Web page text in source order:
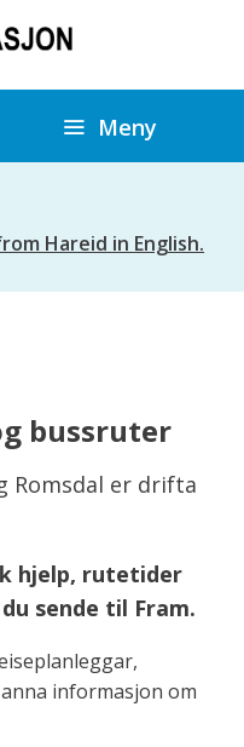
r
i
s
i
n
f
a
s
j
n
H
r
e
Meny
Hareid in English.
bussruter
Romsdal er drifta
hjelp, rutetider
sende til Fram.
informasjon om